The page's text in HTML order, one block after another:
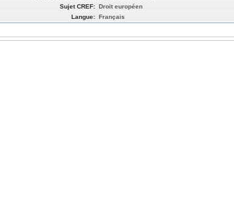
Sujet CREF: Droit européen
Langue: Français